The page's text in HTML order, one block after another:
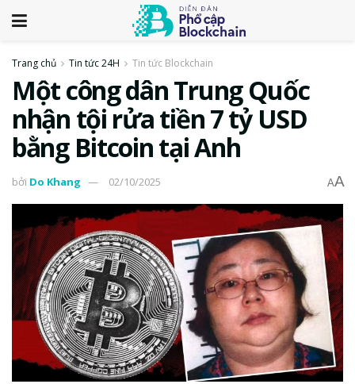
Trang chủ Tin tức 24H Tin tức Blockchain
Một công dân Trung Quốc
nhận tội rửa tiền 7 tỷ USD
bằng Bitcoin tại Anh
bởi Do Khang 02/10/2025 AA